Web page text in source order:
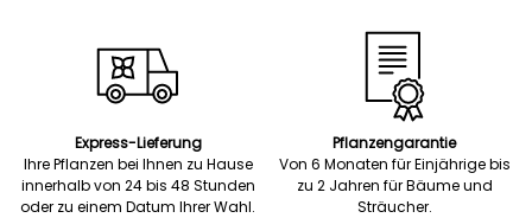
Express-Lieferung
Ihre Pflanzen bei Ihnen zu Hause
innerhalb von 24 bis 48 Stunden
oder zu einem Datum Ihrer Wahl.
Pflanzengarantie
Von 6 Monaten für Einjährige bis
zu 2 Jahren für Bäume und
Sträucher.